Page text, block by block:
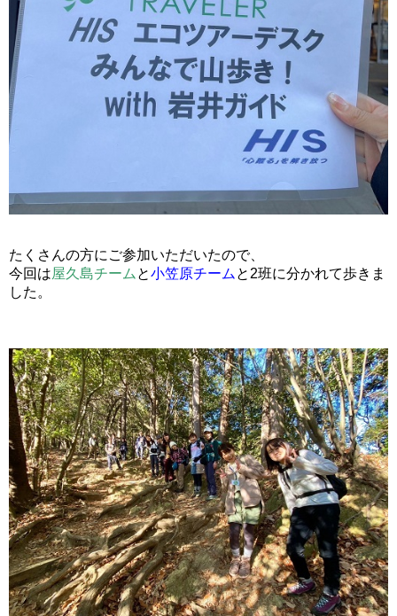
たくさんの方にご参加いただいたので、
今回は屋久島チーム と小笠原チーム と2班に分かれて歩きま
した。